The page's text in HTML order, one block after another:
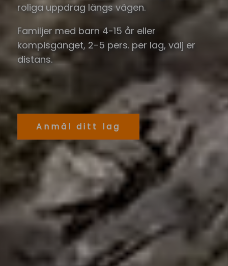
roliga uppdrag längs vägen.
Familjer med barn 4-15 år eller
kompisgänget, 2-5 pers. per lag, välj er
distans.
Anmäl ditt lag